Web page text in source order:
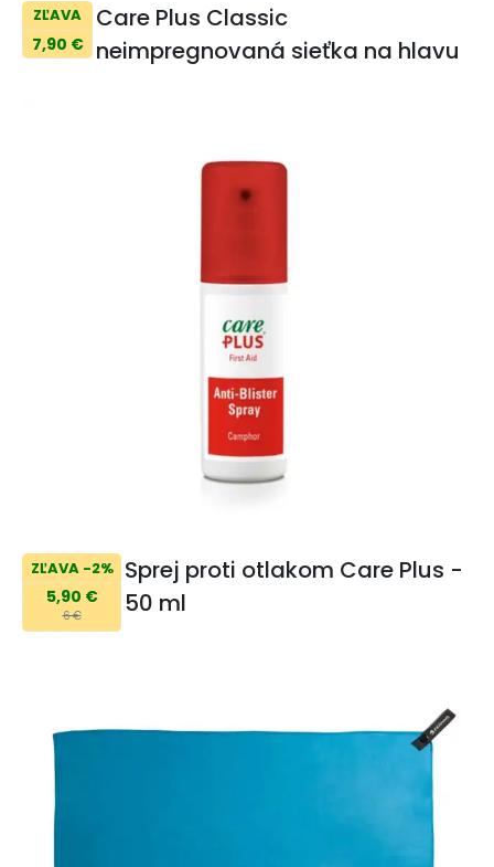
ZĽAVA
7,90 €
Care Plus Classic
neimpregnovaná sieťka na hlavu
ZĽAVA -2%
5,90 €
6 €
Sprej proti otlakom Care Plus -
50 ml